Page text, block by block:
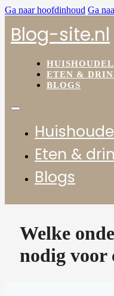
Ga naar hoofdinhoud Ga
Blog-site.nl
ETEN &
BLOGS
Eten &
Blogs
Welke
nodig voor